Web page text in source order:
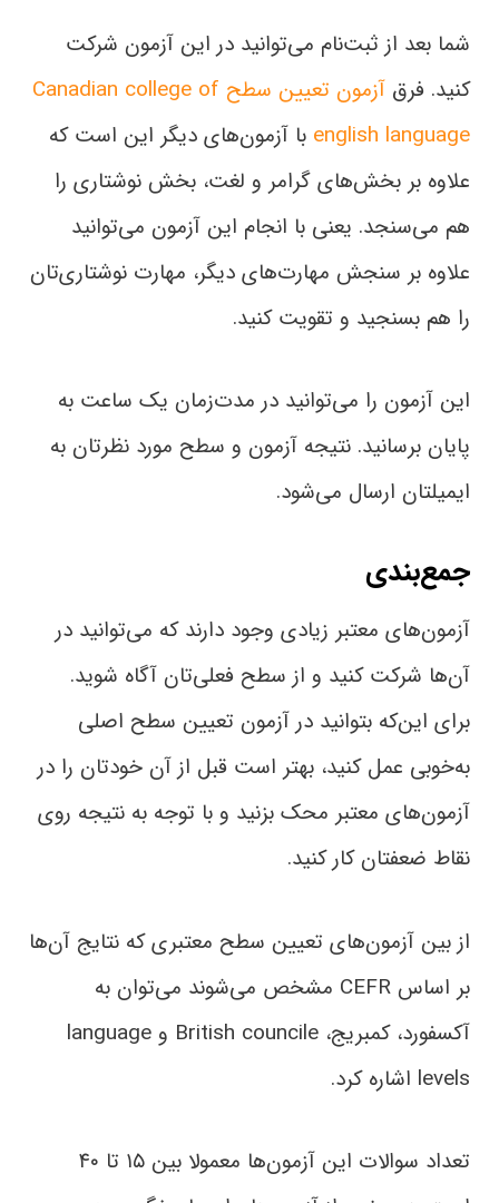
شما بعد از ثبت‌نام می‌توانید در این آزمون شرکت
کنید. فرق
آزمون تعیین سطح Canadian college of
english language با آزمون‌های دیگر این است که
علاوه بر بخش‌های گرامر و لغت، بخش نوشتاری‌ را
هم می‌سنجد. یعنی با انجام این آزمون می‌توانید
علاوه بر سنجش مهارت‌های دیگر، مهارت نوشتاری‌تان
را هم بسنجید و تقویت کنید.
این آزمون را می‌توانید در مدت‌زمان یک ساعت به
پایان برسانید. نتیجه آزمون و سطح مورد نظرتان به
ایمیلتان ارسال می‌شود.
جمع‌بندی
آزمون‌های معتبر زیادی وجود دارند که می‌توانید در
آن‌ها شرکت کنید و از سطح فعلی‌تان آگاه شوید.
برای این‌که بتوانید در آزمون تعیین سطح اصلی
به‌خوبی عمل کنید، بهتر است قبل از آن خودتان را در
آزمون‌های معتبر محک بزنید و با توجه به نتیجه روی
نقاط ضعفتان کار کنید.
از بین آزمون‌های تعیین سطح معتبری که نتایج آن‌ها
بر اساس CEFR مشخص می‌شوند می‌توان به
آکسفورد، کمبریج، British councile و language
levels اشاره کرد.
تعداد سوالات این آزمون‌ها معمولا بین ۱۵ تا ۴۰